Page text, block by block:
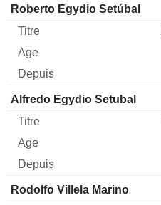
Administrateur Titre Age
Roberto Egydio Setúbal
Alfredo Egydio Setubal
Rodolfo Villela Marino